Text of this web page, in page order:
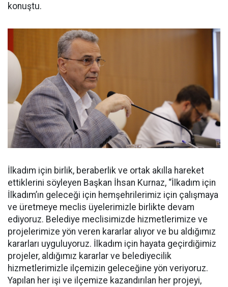
konuştu.
İlkadım için birlik, beraberlik ve ortak akılla hareket
ettiklerini söyleyen Başkan İhsan Kurnaz, “İlkadım için
İlkadım’ın geleceği için hemşehrilerimiz için çalışmaya
ve üretmeye meclis üyelerimizle birlikte devam
ediyoruz. Belediye meclisimizde hizmetlerimize ve
projelerimize yön veren kararlar alıyor ve bu aldığımız
kararları uyguluyoruz. İlkadım için hayata geçirdiğimiz
projeler, aldığımız kararlar ve belediyecilik
hizmetlerimizle ilçemizin geleceğine yön veriyoruz.
Yapılan her işi ve ilçemize kazandırılan her projeyi,